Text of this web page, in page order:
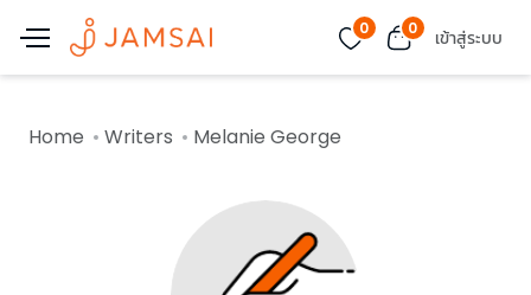
0 0 เข้าสู่ระบบ
Home Writers Melanie George